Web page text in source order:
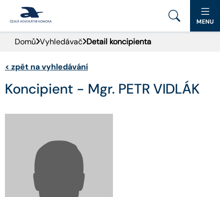
PORTÁL ČAK
DOMŮ
AKTUALITY
PRO VEŘEJNOST
ADVOKÁTNÍ DENÍK
KONTAKT
MENU
Domů Vyhledávač Detail koncipienta
< zpět na vyhledávání
Koncipient - Mgr. PETR VIDLÁK